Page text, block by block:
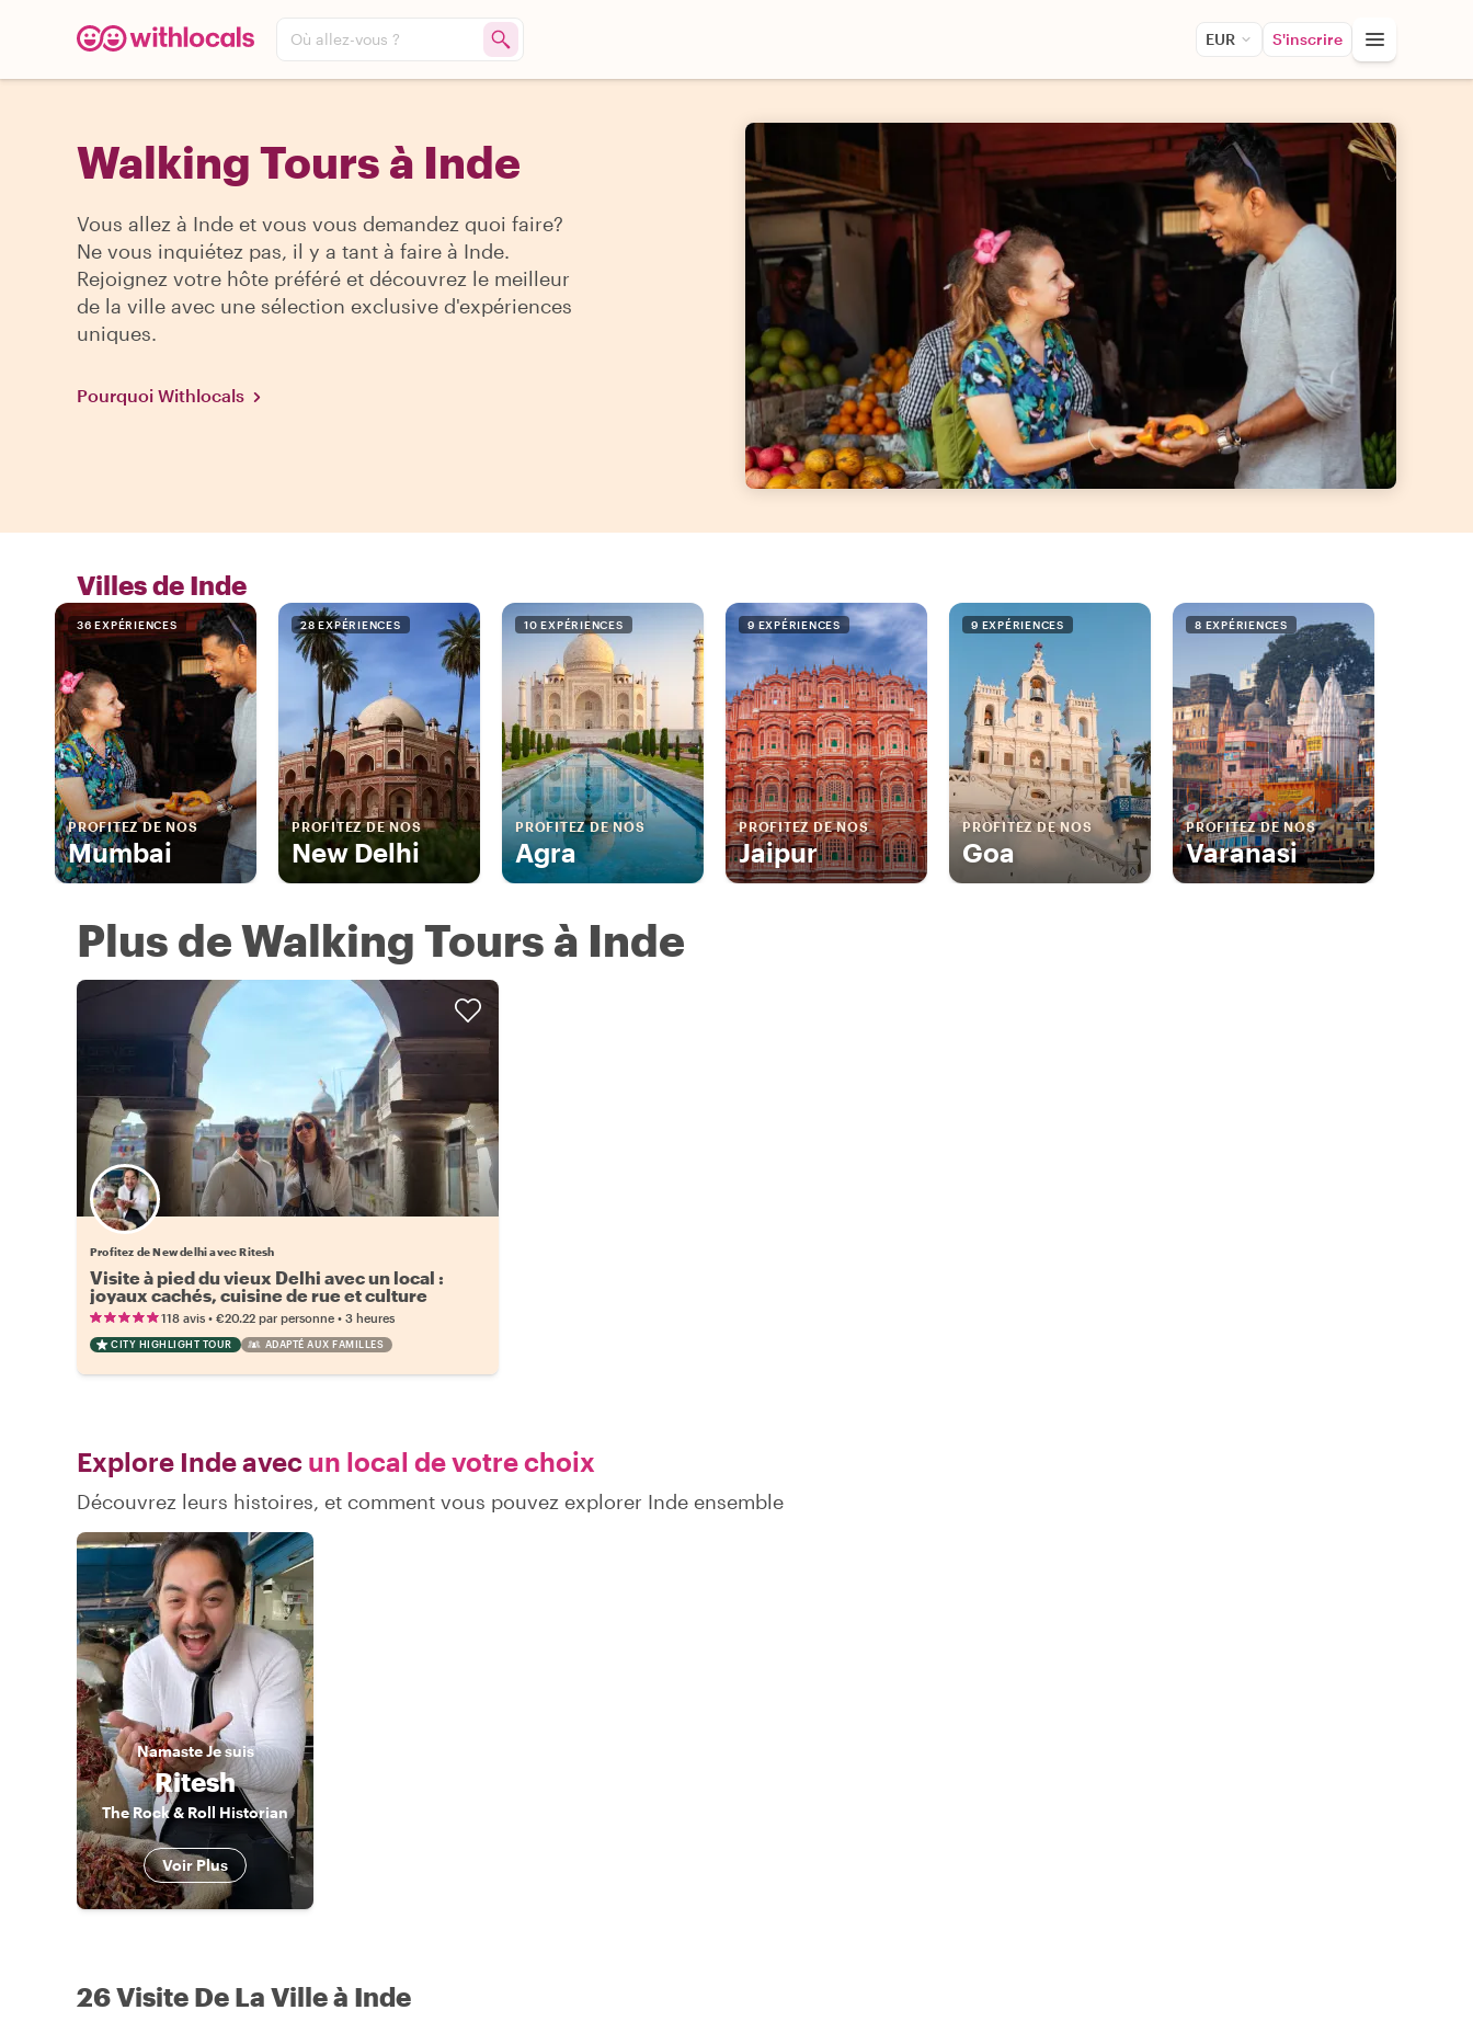
Où allez-vous ? EUR S'inscrire
Walking Tours à Inde
Vous allez à Inde et vous vous demandez quoi faire?
Ne vous inquiétez pas, il y a tant à faire à Inde.
Rejoignez votre hôte préféré et découvrez le meilleur
de la ville avec une sélection exclusive d'expériences
uniques.
Pourquoi Withlocals
Villes de Inde
36 EXPÉRIENCES
PROFITEZ DE NOS
Mumbai
28 EXPÉRIENCES
PROFITEZ DE NOS
New Delhi
10 EXPÉRIENCES
PROFITEZ DE NOS
Agra
9 EXPÉRIENCES
PROFITEZ DE NOS
Jaipur
9 EXPÉRIENCES
PROFITEZ DE NOS
Goa
8 EXPÉRIENCES
PROFITEZ DE NOS
Varanasi
Plus de Walking Tours à Inde
Profitez de New delhi avec Ritesh
Visite à pied du vieux Delhi avec un local :
joyaux cachés, cuisine de rue et culture
118 avis • €20.22 par personne • 3 heures
CITY HIGHLIGHT TOUR ADAPTÉ AUX FAMILLES
Explore Inde avec un local de votre choix
Découvrez leurs histoires, et comment vous pouvez explorer Inde ensemble
NamasteJe suis
Ritesh
The Rock & Roll Historian
Voir Plus
26 Visite De La Ville à Inde